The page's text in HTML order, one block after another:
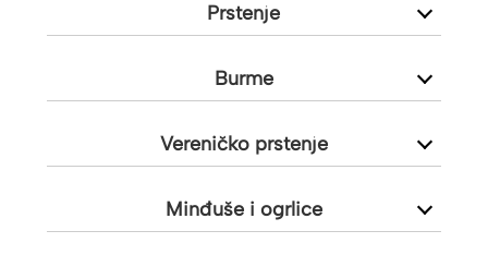
Prstenje
Burme
Vereničko prstenje
Minđuše i ogrlice